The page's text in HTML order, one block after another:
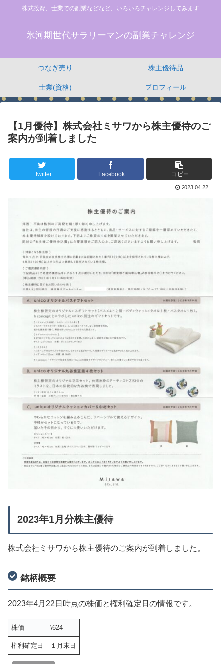
株式投資、士業での副業などなど、いろいろチャレンジしてみます
氷河期世代サラリーマンの副業チャレンジ
つなぎ売り 株主優待品
士業(資格) プロフィール
【1月優待】株式会社ミサワから株主優待のご
案内が到着しました
Twitter Facebook コピー
2023.04.22
2023年1月分株主優待
株式会社ミサワから株主優待のご案内が到着しました。
銘柄概要
2023年4月22日時点の株価と権利確定日の情報です。
株価 \624
権利確定日 １月末日